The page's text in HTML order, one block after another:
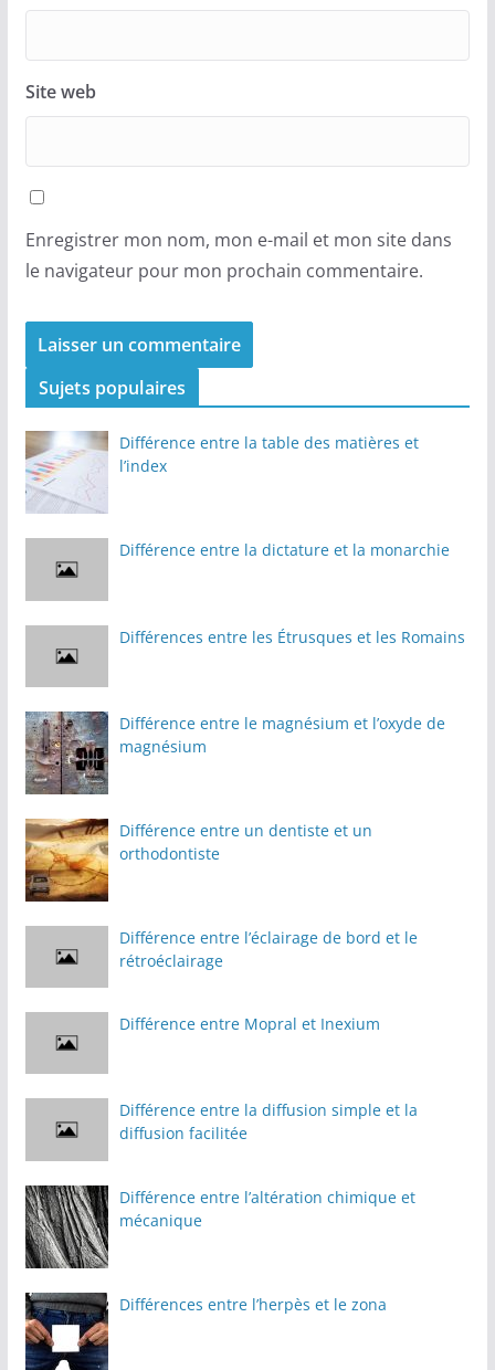
Site web
Enregistrer mon nom, mon e-mail et mon site dans
le navigateur pour mon prochain commentaire.
Sujets populaires
Différence entre la table des matières et
l’index
Différence entre la dictature et la monarchie
Différences entre les Étrusques et les Romains
Différence entre le magnésium et l’oxyde de
magnésium
Différence entre un dentiste et un
orthodontiste
Différence entre l’éclairage de bord et le
rétroéclairage
Différence entre Mopral et Inexium
Différence entre la diffusion simple et la
diffusion facilitée
Différence entre l’altération chimique et
mécanique
Différences entre l’herpès et le zona